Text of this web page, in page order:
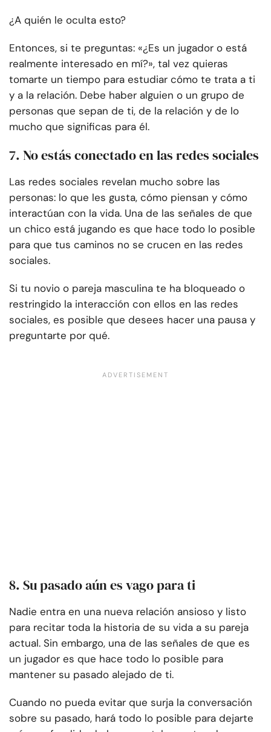
¿A quién le oculta esto?
Entonces, si te preguntas: «¿Es un jugador o está
realmente interesado en mí?», tal vez quieras
tomarte un tiempo para estudiar cómo te trata a ti
y a la relación. Debe haber alguien o un grupo de
personas que sepan de ti, de la relación y de lo
mucho que significas para él.
7. No estás conectado en las redes sociales
Las redes sociales revelan mucho sobre las
personas: lo que les gusta, cómo piensan y cómo
interactúan con la vida. Una de las señales de que
un chico está jugando es que hace todo lo posible
para que tus caminos no se crucen en las redes
sociales.
Si tu novio o pareja masculina te ha bloqueado o
restringido la interacción con ellos en las redes
sociales, es posible que desees hacer una pausa y
preguntarte por qué.
8. Su pasado aún es vago para ti
Nadie entra en una nueva relación ansioso y listo
para recitar toda la historia de su vida a su pareja
actual. Sin embargo, una de las señales de que es
un jugador es que hace todo lo posible para
mantener su pasado alejado de ti.
Cuando no pueda evitar que surja la conversación
sobre su pasado, hará todo lo posible para dejarte